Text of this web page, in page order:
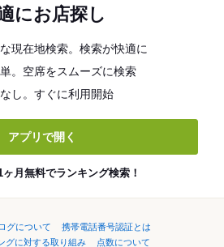
にお店探し
現在地検索。検索が快適に
。空席をスムーズに検索
し。すぐに利用開始
アプリで開く
月無料でランキング検索！
グについて
携帯電話番号認証とは
グに対する取り組み
点数について